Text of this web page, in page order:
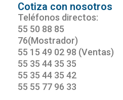
Cotiza con nosotros
Teléfonos directos:
55 50 88 85
76(Mostrador)
55 15 49 02 98 (Ventas)
55 35 44 35 35
55 35 44 35 42
55 55 77 96 33